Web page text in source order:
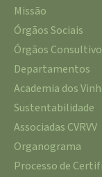
Missão
Órgãos Sociais
Órgãos
Departamentos
Academia dos
Sustentabilidade
Associadas CVRVV
Organograma
Processo de